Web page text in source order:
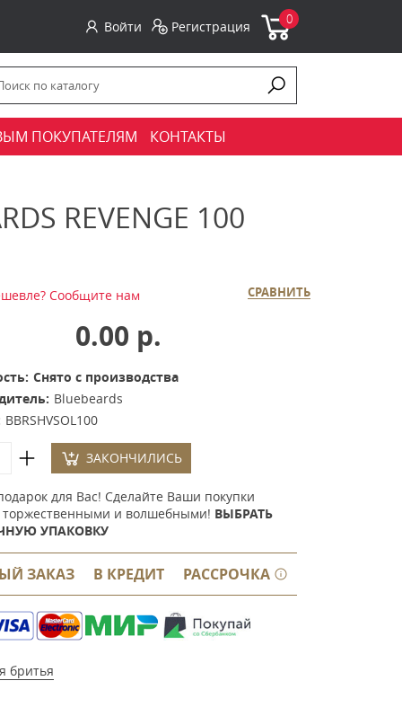
Войти Регистрация 0
ПОКУПАТЕЛЯМ КОНТАКТЫ
REVENGE 100
СРАВНИТЬ
Сообщите нам
0.00 р.
Снято с производства
Bluebeards
BBRSHVSOL100
ЗАКОНЧИЛИСЬ
для Вас! Сделайте Ваши покупки
торжественными и волшебными! ВЫБРАТЬ
УПАКОВКУ
ЗАКАЗ В КРЕДИТ РАССРОЧКА
бритья